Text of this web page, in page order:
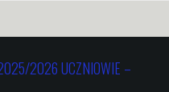
2026 UCZNIOWIE –